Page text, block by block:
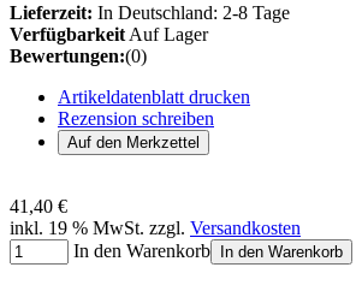
Lieferzeit: In Deutschland: 2-8 Tage
Verfügbarkeit Auf Lager
Bewertungen:(0)
Artikeldatenblatt drucken
Rezension schreiben
41,40 €
inkl. 19 % MwSt. zzgl. Versandkosten
In den Warenkorb
In den Warenkorb